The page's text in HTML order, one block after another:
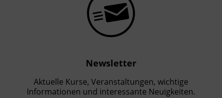
Newsletter
Aktuelle Kurse, Veranstaltungen, wichtige
Informationen und interessante Neuigkeiten.